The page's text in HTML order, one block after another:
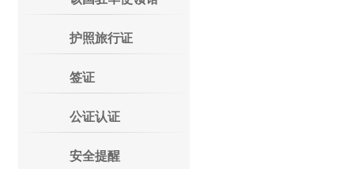
护照旅行证
签证
公证认证
安全提醒